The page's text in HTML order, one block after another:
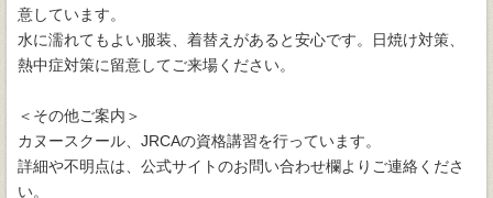
意しています。
水に濡れてもよい服装、着替えがあると安心です。日焼け対策、
熱中症対策に留意してご来場ください。
＜その他ご案内＞
カヌースクール、JRCAの資格講習を行っています。
詳細や不明点は、公式サイトのお問い合わせ欄よりご連絡くださ
い。